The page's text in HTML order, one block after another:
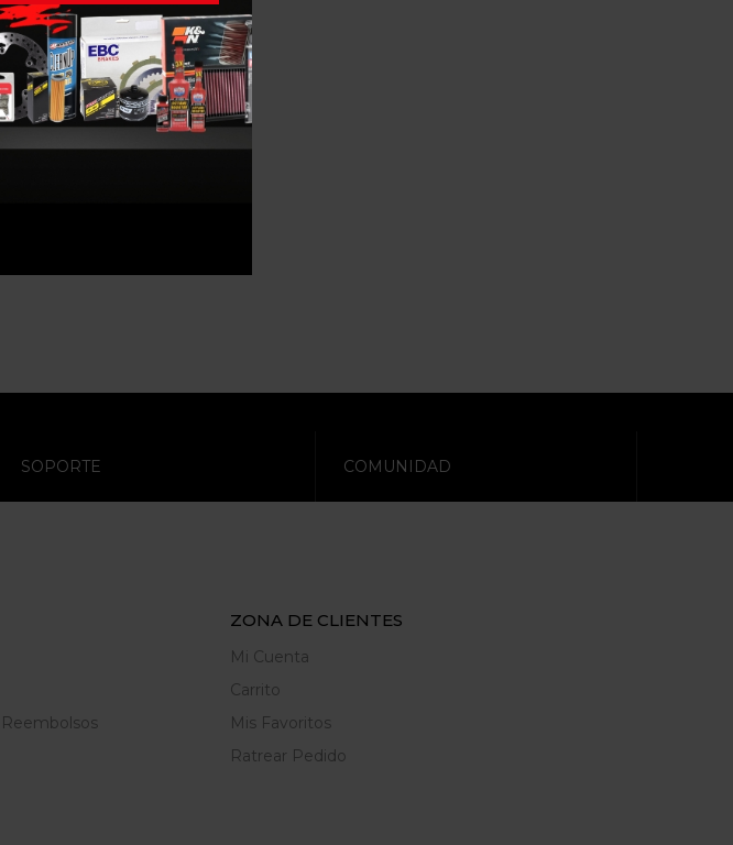
SOPORTE COMUNIDAD
ZONA DE CLIENTES
Mi Cuenta
Carrito
Mis Favoritos
Ratrear Pedido